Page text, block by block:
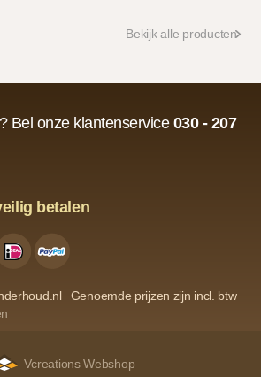
Bekijk alle producten
Bel onze klantenservice 030 - 207
betalen
Genoemde prijzen zijn incl. btw
Vcreations Webshop